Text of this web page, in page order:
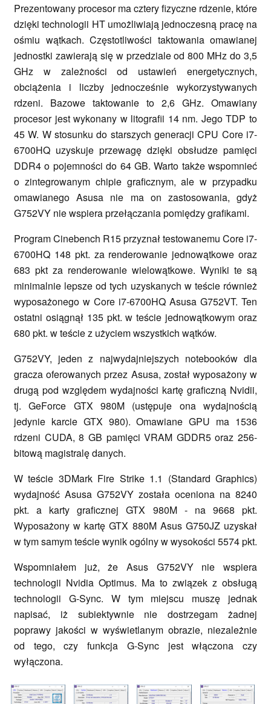
Prezentowany procesor ma cztery fizyczne rdzenie, które
dzięki technologii HT umożliwiają jednoczesną pracę na
ośmiu wątkach. Częstotliwości taktowania omawianej
jednostki zawierają się w przedziale od 800 MHz do 3,5
GHz w zależności od ustawień energetycznych,
obciążenia i liczby jednocześnie wykorzystywanych
rdzeni. Bazowe taktowanie to 2,6 GHz. Omawiany
procesor jest wykonany w litografii 14 nm. Jego TDP to
45 W. W stosunku do starszych generacji CPU Core i7-
6700HQ uzyskuje przewagę dzięki obsłudze pamięci
DDR4 o pojemności do 64 GB. Warto także wspomnieć
o zintegrowanym chipie graficznym, ale w przypadku
omawianego Asusa nie ma on zastosowania, gdyż
G752VY nie wspiera przełączania pomiędzy grafikami.
Program Cinebench R15 przyznał testowanemu Core i7-
6700HQ 148 pkt. za renderowanie jednowątkowe oraz
683 pkt za renderowanie wielowątkowe. Wyniki te są
minimalnie lepsze od tych uzyskanych w teście również
wyposażonego w Core i7-6700HQ Asusa G752VT. Ten
ostatni osiągnął 135 pkt. w teście jednowątkowym oraz
680 pkt. w teście z użyciem wszystkich wątków.
G752VY, jeden z najwydajniejszych notebooków dla
gracza oferowanych przez Asusa, został wyposażony w
drugą pod względem wydajności kartę graficzną Nvidii,
tj. GeForce GTX 980M (ustępuje ona wydajnością
jedynie karcie GTX 980). Omawiane GPU ma 1536
rdzeni CUDA, 8 GB pamięci VRAM GDDR5 oraz 256-
bitową magistralę danych.
W teście 3DMark Fire Strike 1.1 (Standard Graphics)
wydajność Asusa G752VY została oceniona na 8240
pkt. a karty graficznej GTX 980M - na 9668 pkt.
Wyposażony w kartę GTX 880M Asus G750JZ uzyskał
w tym samym teście wynik ogólny w wysokości 5574 pkt.
Wspomniałem już, że Asus G752VY nie wspiera
technologii Nvidia Optimus. Ma to związek z obsługą
technologii G-Sync. W tym miejscu muszę jednak
napisać, iż subiektywnie nie dostrzegam żadnej
poprawy jakości w wyświetlanym obrazie, niezależnie
od tego, czy funkcja G-Sync jest włączona czy
wyłączona.